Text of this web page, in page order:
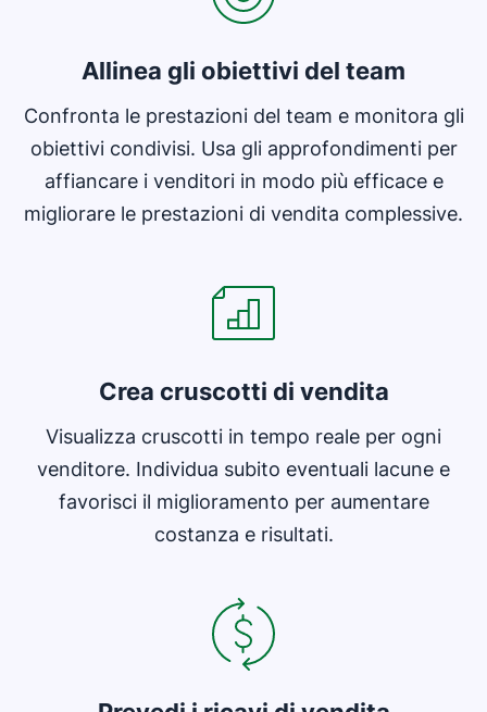
Allinea gli obiettivi del team
Confronta le prestazioni del team e monitora gli
obiettivi condivisi. Usa gli approfondimenti per
affiancare i venditori in modo più efficace e
migliorare le prestazioni di vendita complessive.
Crea cruscotti di vendita
Visualizza cruscotti in tempo reale per ogni
venditore. Individua subito eventuali lacune e
favorisci il miglioramento per aumentare
costanza e risultati.